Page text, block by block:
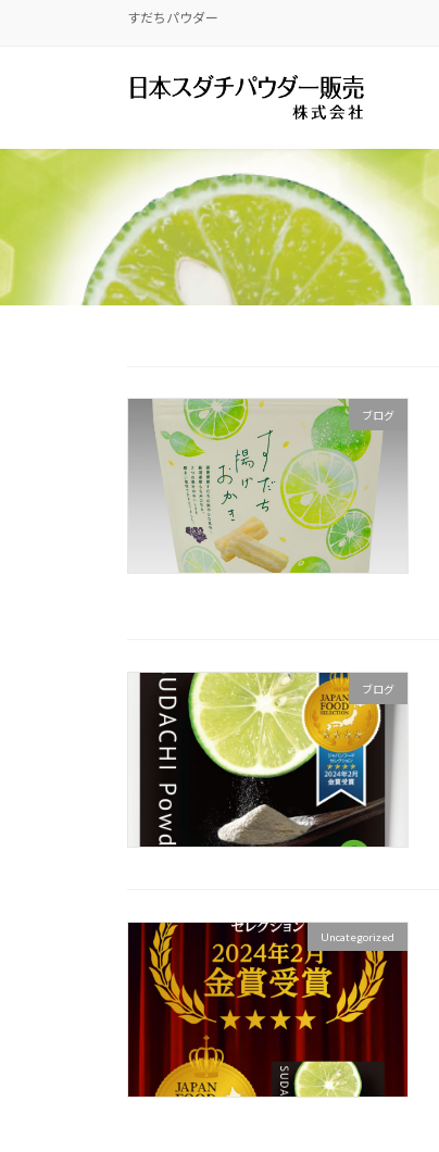
プ
動
すだちパウダー
ブログ
ブログ
Uncategorized